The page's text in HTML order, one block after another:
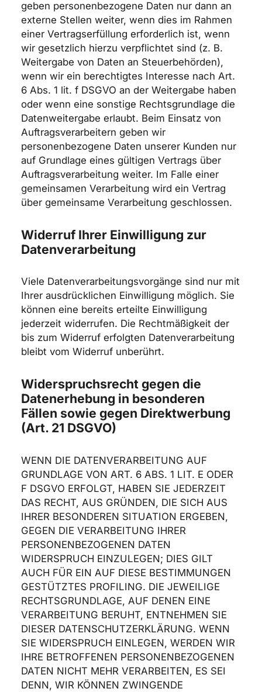
geben personenbezogene Daten nur dann an
externe Stellen weiter, wenn dies im Rahmen
einer Vertragserfüllung erforderlich ist, wenn
wir gesetzlich hierzu verpflichtet sind (z. B.
Weitergabe von Daten an Steuerbehörden),
wenn wir ein berechtigtes Interesse nach Art.
6 Abs. 1 lit. f DSGVO an der Weitergabe haben
oder wenn eine sonstige Rechtsgrundlage die
Datenweitergabe erlaubt. Beim Einsatz von
Auftragsverarbeitern geben wir
personenbezogene Daten unserer Kunden nur
auf Grundlage eines gültigen Vertrags über
Auftragsverarbeitung weiter. Im Falle einer
gemeinsamen Verarbeitung wird ein Vertrag
über gemeinsame Verarbeitung geschlossen.
Widerruf Ihrer Einwilligung zur
Datenverarbeitung
Viele Datenverarbeitungsvorgänge sind nur mit
Ihrer ausdrücklichen Einwilligung möglich. Sie
können eine bereits erteilte Einwilligung
jederzeit widerrufen. Die Rechtmäßigkeit der
bis zum Widerruf erfolgten Datenverarbeitung
bleibt vom Widerruf unberührt.
Widerspruchsrecht gegen die
Datenerhebung in besonderen
Fällen sowie gegen Direktwerbung
(Art. 21 DSGVO)
WENN DIE DATENVERARBEITUNG AUF
GRUNDLAGE VON ART. 6 ABS. 1 LIT. E ODER
F DSGVO ERFOLGT, HABEN SIE JEDERZEIT
DAS RECHT, AUS GRÜNDEN, DIE SICH AUS
IHRER BESONDEREN SITUATION ERGEBEN,
GEGEN DIE VERARBEITUNG IHRER
PERSONENBEZOGENEN DATEN
WIDERSPRUCH EINZULEGEN; DIES GILT
AUCH FÜR EIN AUF DIESE BESTIMMUNGEN
GESTÜTZTES PROFILING. DIE JEWEILIGE
RECHTSGRUNDLAGE, AUF DENEN EINE
VERARBEITUNG BERUHT, ENTNEHMEN SIE
DIESER DATENSCHUTZERKLÄRUNG. WENN
SIE WIDERSPRUCH EINLEGEN, WERDEN WIR
IHRE BETROFFENEN PERSONENBEZOGENEN
DATEN NICHT MEHR VERARBEITEN, ES SEI
DENN, WIR KÖNNEN ZWINGENDE